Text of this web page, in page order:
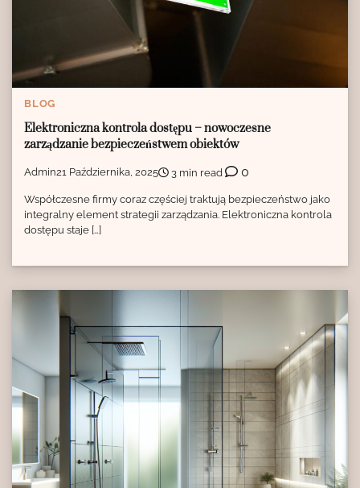
BLOG
Elektroniczna kontrola dostępu – nowoczesne
zarządzanie bezpieczeństwem obiektów
Admin21 Października, 2025 3 min read 0
Współczesne firmy coraz częściej traktują bezpieczeństwo jako
integralny element strategii zarządzania. Elektroniczna kontrola
dostępu staje […]